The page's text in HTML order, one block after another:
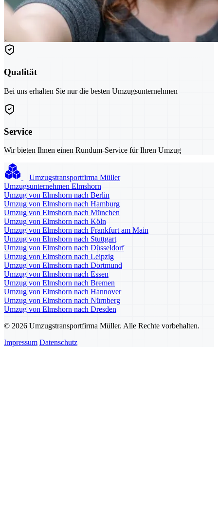
Qualität
Bei uns erhalten Sie nur die besten Umzugsunternehmen
Service
Wir bieten Ihnen einen Rundum-Service für Ihren Umzug
Umzugstransportfirma Müller
Umzugsunternehmen Elmshorn
Umzug von Elmshorn nach Berlin
Umzug von Elmshorn nach Hamburg
Umzug von Elmshorn nach München
Umzug von Elmshorn nach Köln
Umzug von Elmshorn nach Frankfurt am Main
Umzug von Elmshorn nach Stuttgart
Umzug von Elmshorn nach Düsseldorf
Umzug von Elmshorn nach Leipzig
Umzug von Elmshorn nach Dortmund
Umzug von Elmshorn nach Essen
Umzug von Elmshorn nach Bremen
Umzug von Elmshorn nach Hannover
Umzug von Elmshorn nach Nürnberg
Umzug von Elmshorn nach Dresden
© 2026 Umzugstransportfirma Müller. Alle Rechte vorbehalten.
Impressum Datenschutz